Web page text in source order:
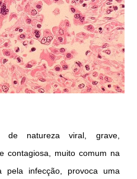
de natureza viral, grave,
contagiosa, muito comum na
pela infecção, provoca uma